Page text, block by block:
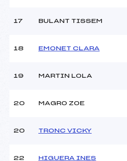
17 BULANT TISSEM
18 EMONET CLARA
19 MARTIN LOLA
20 MAGRO ZOE
20 TRONC VICKY
22 HIGUERA INES